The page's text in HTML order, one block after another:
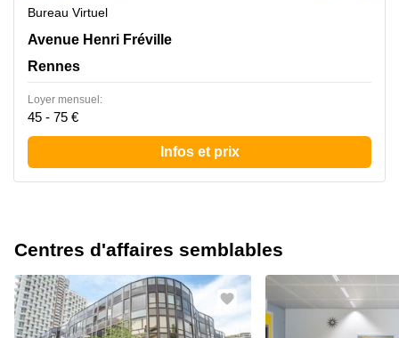
Bureau Virtuel
107 Avenue Henri Fréville, Rennes
Avenue Henri Fréville
Rennes
Loyer mensuel:
45 - 75 €
Infos et prix
Centres d'affaires semblables